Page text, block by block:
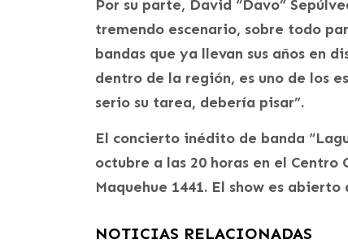
Por su parte, David “Davo”
tremendo escenario, sobre todo
bandas que ya llevan sus años en
dentro de la región, es uno de los
serio su tarea, debería pisar”.
El concierto inédito de banda
octubre a las 20 horas en el Centro
Maquehue 1441. El show es
NOTICIAS RELACIONADAS